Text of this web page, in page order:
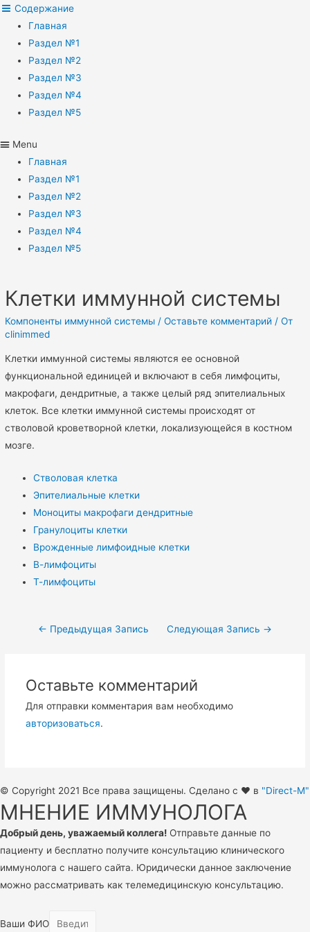
Содержание
Главная
Раздел №1
Раздел №2
Раздел №3
Раздел №4
Раздел №5
Menu
Главная
Раздел №1
Раздел №2
Раздел №3
Раздел №4
Раздел №5
Клетки иммунной системы
Компоненты иммунной системы /Оставьте комментарий / От
clinimmed
Клетки иммунной системы являются ее основной
функциональной единицей и включают в себя лимфоциты,
макрофаги, дендритные, а также целый ряд эпителиальных
клеток. Все клетки иммунной системы происходят от
стволовой кроветворной клетки, локализующейся в костном
мозге.
Стволовая клетка
Эпителиальные клетки
Моноциты макрофаги дендритные
Гранулоциты клетки
Врожденные лимфоидные клетки
В-лимфоциты
Т-лимфоциты
Навигация
← Предыдущая Запись Следующая Запись →
Оставьте комментарий
Для отправки комментария вам необходимо
авторизоваться.
© Copyright 2021 Все права защищены. Сделано с ❤️ в "Direct-M"
МНЕНИЕ ИММУНОЛОГА
Добрый день, уважаемый коллега! Отправьте данные по
пациенту и бесплатно получите консультацию клинического
иммунолога с нашего сайта. Юридически данное заключение
можно рассматривать как телемедицинскую консультацию.
Ваши ФИО